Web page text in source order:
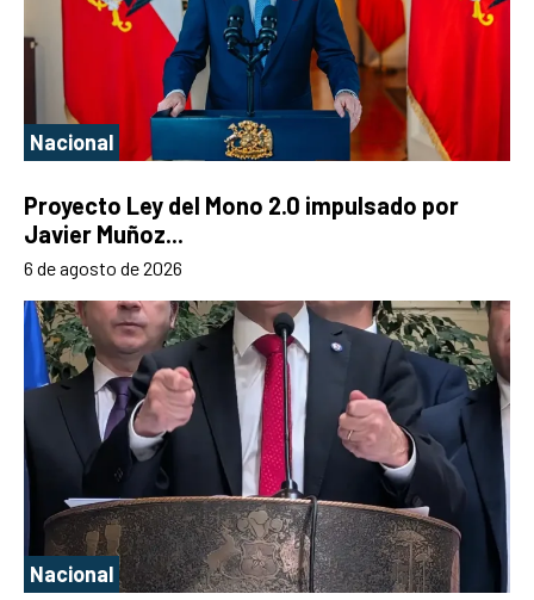
Nacional
Proyecto Ley del Mono 2.0 impulsado por
Javier Muñoz...
6 de agosto de 2026
Nacional